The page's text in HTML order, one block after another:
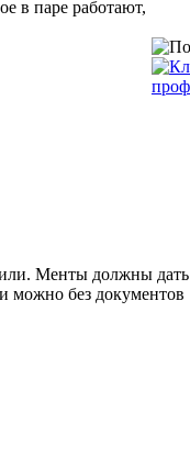
в паре работают,
Менты должны дать
можно без документов